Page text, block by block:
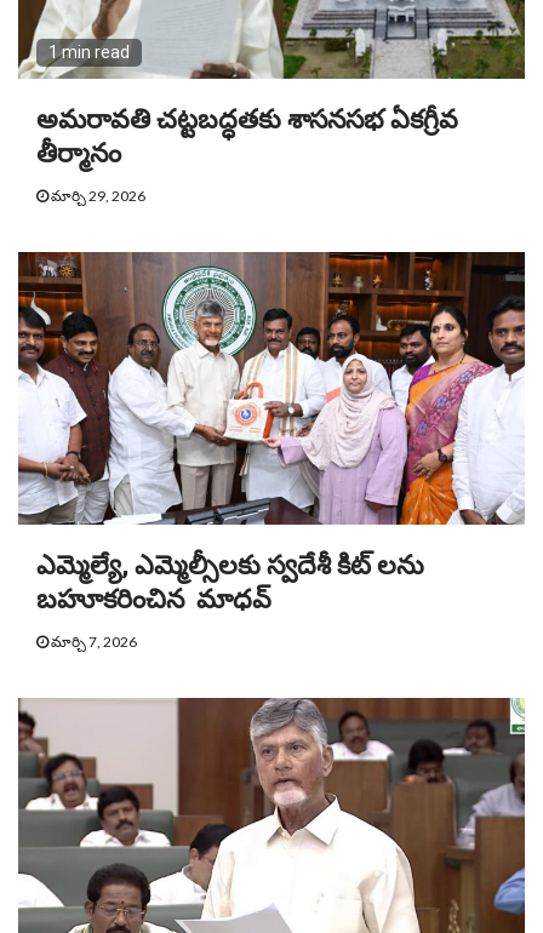
1 min read
అమరావతి చట్టబద్ధతకు శాసనసభ ఏకగ్రీవ
తీర్మానం
మార్చి 29, 2026
ఎమ్మెల్యే, ఎమ్మెల్సీలకు స్వదేశీ కిట్ లను
బహూకరించిన మాధవ్
మార్చి 7, 2026